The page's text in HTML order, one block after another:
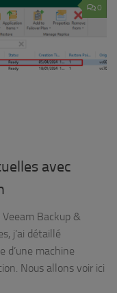
0
avec
Backup &
j’ai détaillé
d’une machine
Nous allons voir ici